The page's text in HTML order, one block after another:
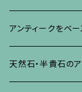
ネックレス、その他
イヤリング、ピアス
ネックレス、ペンダ
ブローチ
イヤリング・ピアス
アンティークをベ
ブローチ
天然石・半貴石の